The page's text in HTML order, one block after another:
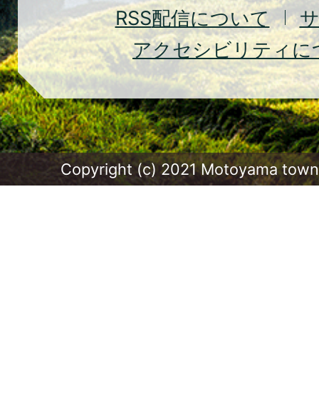
RSS配信について
アクセシビリティに
Copyright (c) 2021 Motoyama